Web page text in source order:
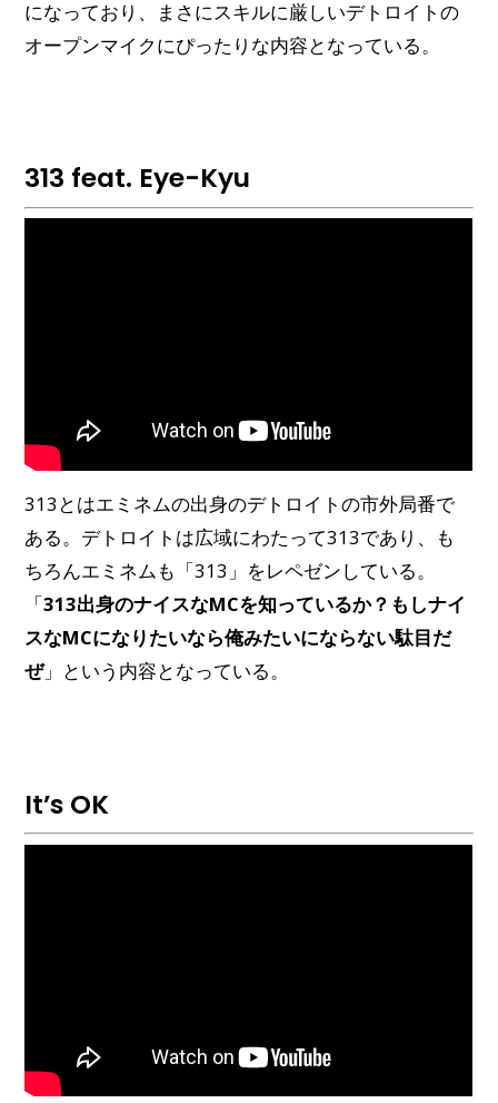
になっており、まさにスキルに厳しいデトロイトの
オープンマイクにぴったりな内容となっている。
313 feat. Eye-Kyu
313とはエミネムの出身のデトロイトの市外局番で
ある。デトロイトは広域にわたって313であり、も
ちろんエミネムも「313」をレペゼンしている。
「313出身のナイスなMCを知っているか？もしナイ
スなMCになりたいなら俺みたいにならない駄目だ
ぜ」という内容となっている。
It’s OK